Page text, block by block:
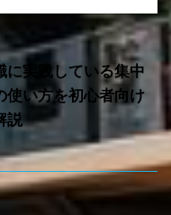
に実践している集中
使い方を初心者向け
説